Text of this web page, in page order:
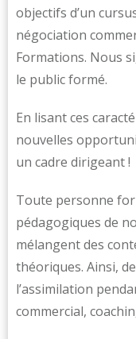
objectifs d’un
négociation
Formations. Nous
le public formé.
En lisant ces
nouvelles
un cadre dirigeant !
Toute personne
pédagogiques de
mélangent des
théoriques. Ainsi,
l’assimilation
commercial,